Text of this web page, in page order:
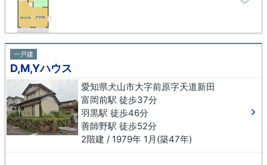
一戸建
D,M,Yハウス
愛知県犬山市大字前原字天道新田
富岡前駅 徒歩37分
羽黒駅 徒歩46分
善師野駅 徒歩52分
2階建 / 1979年 1月(築47年)